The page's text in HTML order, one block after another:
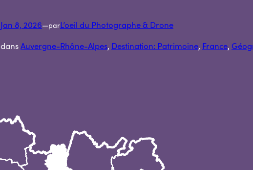
Jan 8, 2026—parL’oeil du Photographe & Drone
dansAuvergne-Rhône-Alpes, Destination: Patrimoine, France,